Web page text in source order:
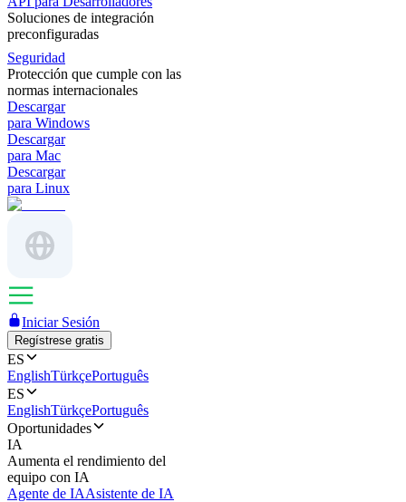
Soluciones de integración
preconfiguradas
Seguridad
Protección que cumple con las
normas internacionales
Descargar
para Windows
Descargar
para Mac
Descargar
para Linux
Iniciar Sesión
Regístrese gratis
ES
EnglishTürkçePortuguês
ES
EnglishTürkçePortuguês
Oportunidades
IA
Aumenta el rendimiento del
equipo con IA
Agente de IAAsistente de IA